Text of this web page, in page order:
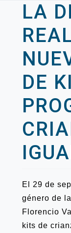
LA
DE
El 29 de
género de
Florencio
kits de